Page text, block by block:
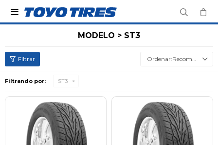

MODELO > ST3
Recomendados
Filtrando por: ST3